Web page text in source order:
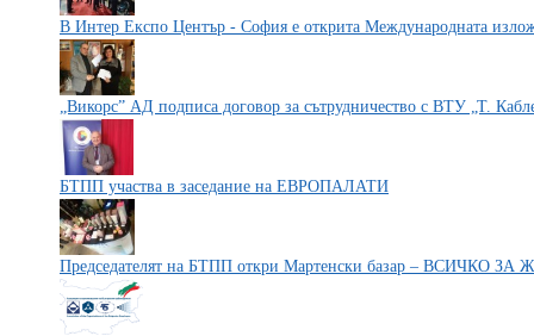
В Интер Експо Център - София е открита Международната
„Викорс” АД подписа договор за сътрудничество с ВТУ „Т.
БТПП участва в заседание на ЕВРОПАЛАТИ
Председателят на БТПП откри Мартенски базар – ВСИЧКО ЗА